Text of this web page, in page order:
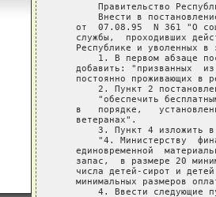
Правительство
Внести в
от  07.08.95  N 361 "О
службы,  проходивших
Республике и уволенных в
1. В первом абзаце
добавить: "призванных
постоянно проживающих в
2. Пункт 2
"обеспечить
в   порядке,
   ветеранах".
3. Пункт 4 изложить
"4. Министерству
единовременной
запас,  в размере 20
числа детей-сирот и
минимальных размеров
4. Ввести следующие